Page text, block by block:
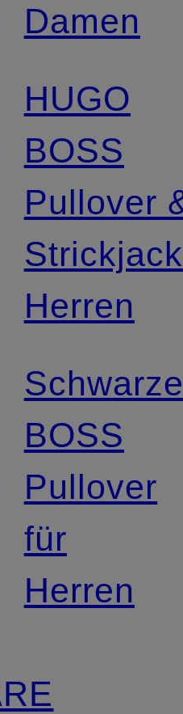
Damen
HUGO
BOSS
Pullover
Herren
BOSS
Pullover
für
Herren